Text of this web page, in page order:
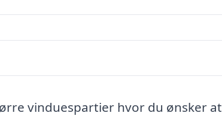
vinduespartier hvor du ønsker at